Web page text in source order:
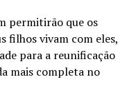
permitirão que os
filhos vivam com eles,
para a reunificação
mais completa no